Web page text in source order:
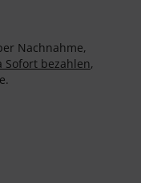
Nachnahme,
Sofort bezahlen,